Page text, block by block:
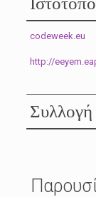
codeweek.eu
http://